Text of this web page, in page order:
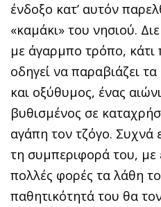
ένδοξο κατ’ αυτόν
«καμάκι» του νησιού.
με άγαρμπο τρόπο,
οδηγεί να παραβιάζει
και οξύθυμος, ένας
βυθισμένος σε
αγάπη τον τζόγο. Συχνά
τη συμπεριφορά του, με
πολλές φορές τα λάθη
παθητικότητά του θα